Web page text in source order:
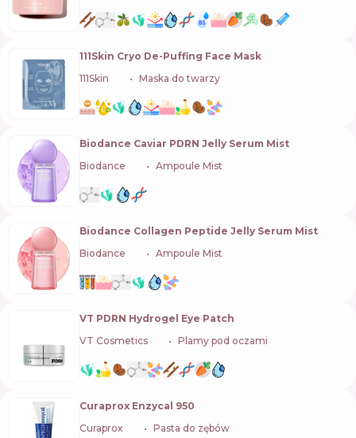
111Skin Cryo De-Puffing Face Mask
111Skin
Maska do twarzy
Biodance Caviar PDRN Jelly Serum Mist
Biodance
Ampoule Mist
Biodance Collagen Peptide Jelly Serum Mist
Biodance
Ampoule Mist
VT PDRN Hydrogel Eye Patch
VT Cosmetics
Plamy pod oczami
Curaprox Enzycal 950
Curaprox
Pasta do zębów